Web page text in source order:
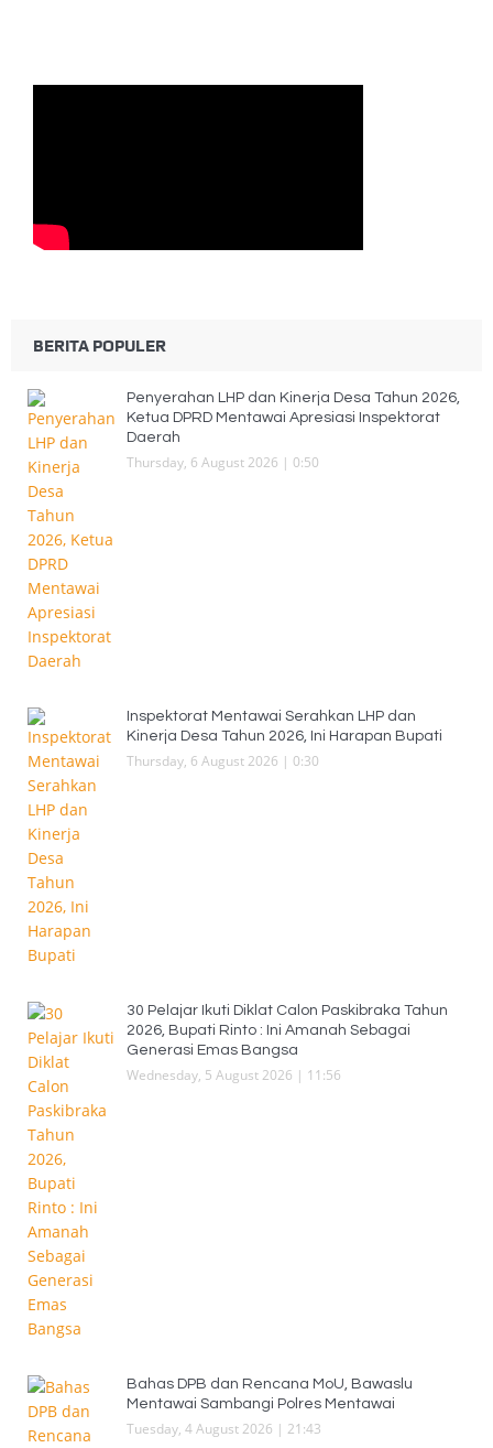
BERITA POPULER
Penyerahan LHP dan Kinerja Desa Tahun 2026,
Ketua DPRD Mentawai Apresiasi Inspektorat
Daerah
Thursday, 6 August 2026 | 0:50
Inspektorat Mentawai Serahkan LHP dan
Kinerja Desa Tahun 2026, Ini Harapan Bupati
Thursday, 6 August 2026 | 0:30
30 Pelajar Ikuti Diklat Calon Paskibraka Tahun
2026, Bupati Rinto : Ini Amanah Sebagai
Generasi Emas Bangsa
Wednesday, 5 August 2026 | 11:56
Bahas DPB dan Rencana MoU, Bawaslu
Mentawai Sambangi Polres Mentawai
Tuesday, 4 August 2026 | 21:43